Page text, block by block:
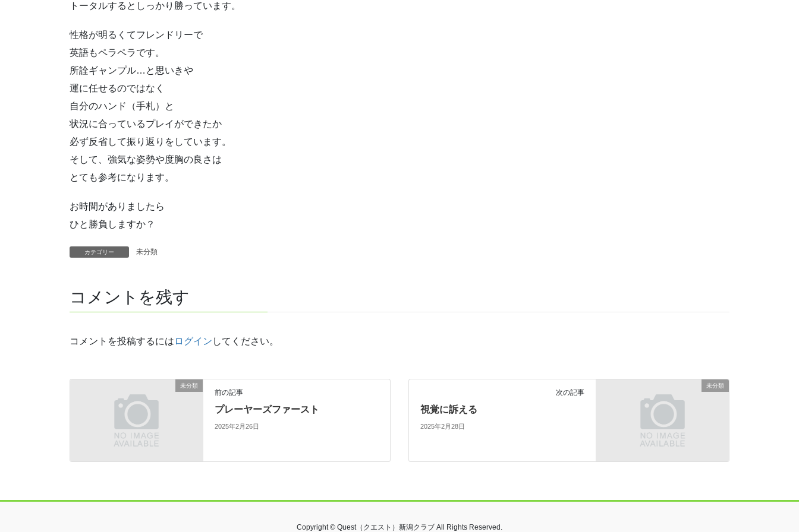
トータルするとしっかり勝っています。
性格が明るくてフレンドリーで
英語もペラペラです。
所詮ギャンプル…と思いきや
運に任せるのではなく
自分のハンド（手札）と
状況に合っているプレイができたか
必ず反省して振り返りをしています。
そして、強気な姿勢や度胸の良さは
とても参考になります。
お時間がありましたら
ひと勝負しますか？
カテゴリー 未分類
コメントを残す
コメントを投稿するには ログイン してください。
未分類
前の記事
プレーヤーズファースト
2025年2月26日
未分類
次の記事
視覚に訴える
2025年2月28日
Copyright © Quest（クエスト）新潟クラブ All Rights Reserved.